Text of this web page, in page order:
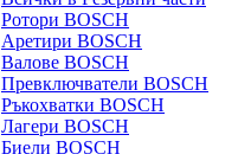
Ротори BOSCH
Аретири BOSCH
Валове BOSCH
Превключватели BOSCH
Ръкохватки BOSCH
Лагери BOSCH
Биели BOSCH